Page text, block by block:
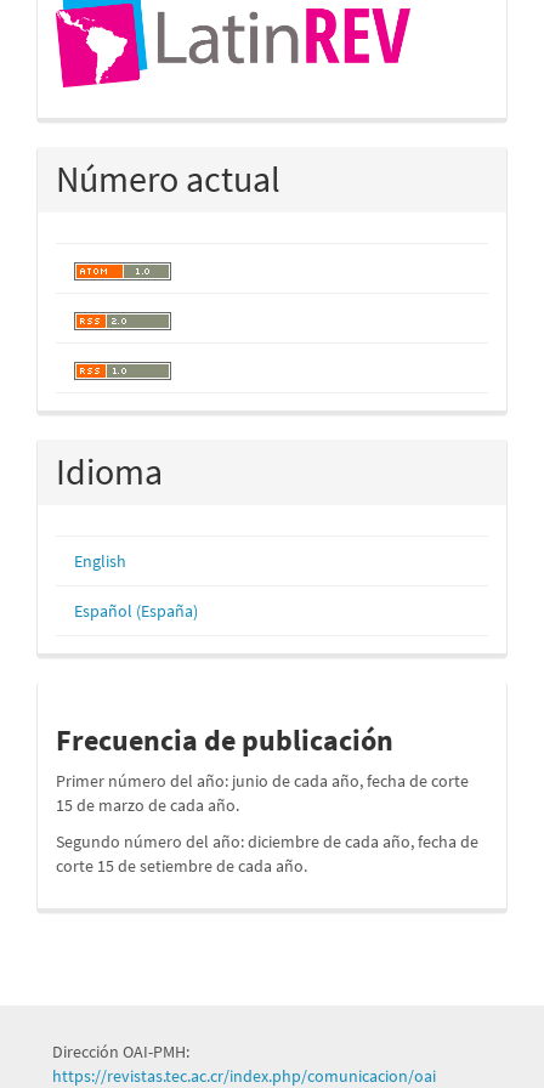
Número actual
Idioma
English
Español (España)
Frecuencia de publicación
Primer número del año: junio de cada año, fecha de corte
15 de marzo de cada año.
Segundo número del año: diciembre de cada año, fecha de
corte 15 de setiembre de cada año.
Dirección OAI-PMH:
https://revistas.tec.ac.cr/index.php/comunicacion/oai